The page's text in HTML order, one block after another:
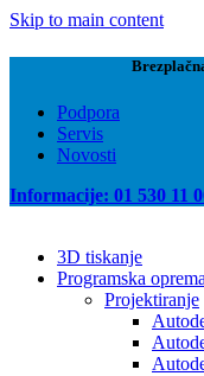
Skip to main content
Podpora
Servis
Novosti
Informacije: 01 530 11
3D tiskanje
Programska oprema
Projektiranje